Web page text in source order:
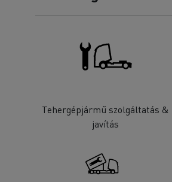
Tehergépjármű szolgáltatás &
javítás